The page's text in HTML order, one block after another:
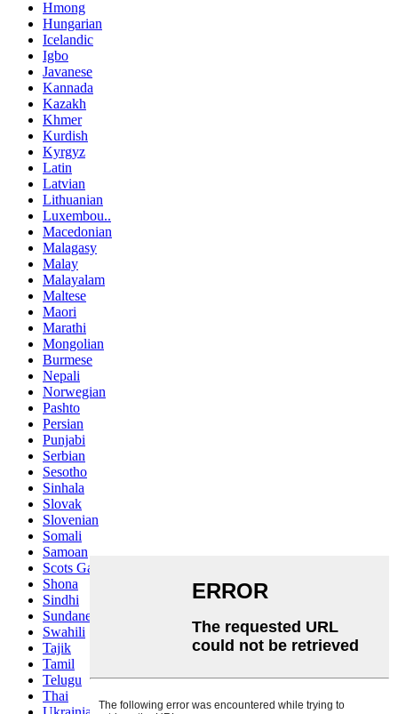
Hmong
Hungarian
Icelandic
Igbo
Javanese
Kannada
Kazakh
Khmer
Kurdish
Kyrgyz
Latin
Latvian
Lithuanian
Luxembou..
Macedonian
Malagasy
Malay
Malayalam
Maltese
Maori
Marathi
Mongolian
Burmese
Nepali
Norwegian
Pashto
Persian
Punjabi
Serbian
Sesotho
Sinhala
Slovak
Slovenian
Somali
Samoan
Scots Gaelic
Shona
Sindhi
Sundanese
Swahili
Tajik
Tamil
Telugu
Thai